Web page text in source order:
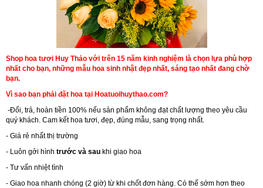
Shop hoa tươi Huy Thảo với trên 15 năm kinh nghiệm là chọn lựa phù hợp
nhất cho bạn, những mẫu hoa sinh nhật đẹp nhất, sáng tạo nhất đang chờ
bạn.
Vì sao bạn phải đặt hoa tại Hoatuoihuythao.com?
-Đổi, trả, hoàn tiền 100% nếu sản phẩm không đạt chất lượng theo yêu cầu
quý khách. Cam kết hoa tươi, đẹp, đúng mẫu, sang trọng nhất.
- Giá rẻ nhất thị trường
- Luôn gởi hình trước và sau khi giao hoa
- Tư vấn nhiệt tình
- Giao hoa nhanh chóng (2 giờ) từ khi chốt đơn hàng. Có thể sớm hơn theo